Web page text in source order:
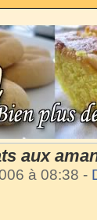
aux
à 08:38 -